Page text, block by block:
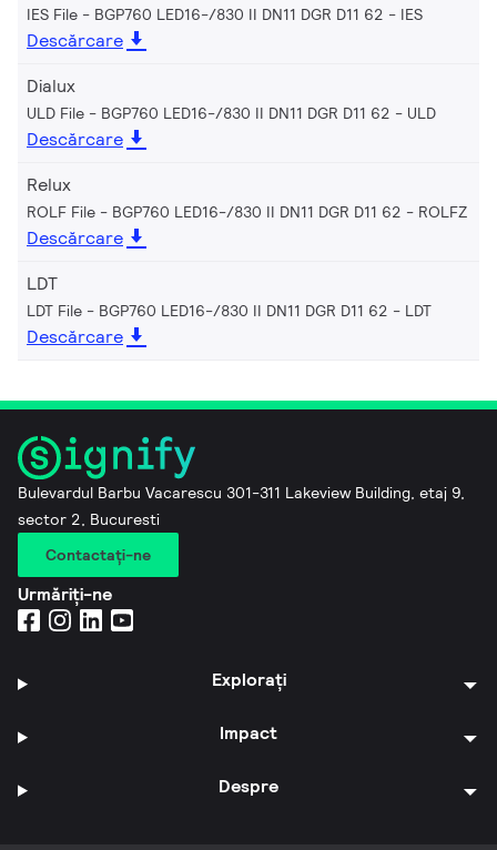
IES File - BGP760 LED16-/830 II DN11 DGR D11 62 IES
Descărcare
Dialux
ULD File - BGP760 LED16-/830 II DN11 DGR D11 62 ULD
Descărcare
Relux
ROLF File - BGP760 LED16-/830 II DN11 DGR D11 62 ROLFZ
Descărcare
LDT
LDT File - BGP760 LED16-/830 II DN11 DGR D11 62 LDT
Descărcare
Bulevardul Barbu Vacarescu 301-311 Lakeview Building, etaj 9,
sector 2, Bucuresti
Contactaţi-ne
Urmăriți-ne
Explorați
Impact
Despre